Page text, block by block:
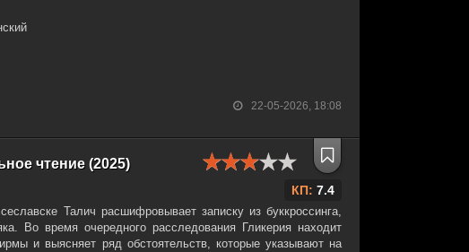
22-05-2026, 18:08
чтение (2025)
КП: 7.4
Талич расшифровывает записку из буккроссинга,
Во время очередного расследования Гликерия находит
и выясняет ряд обстоятельств, которые указывают на